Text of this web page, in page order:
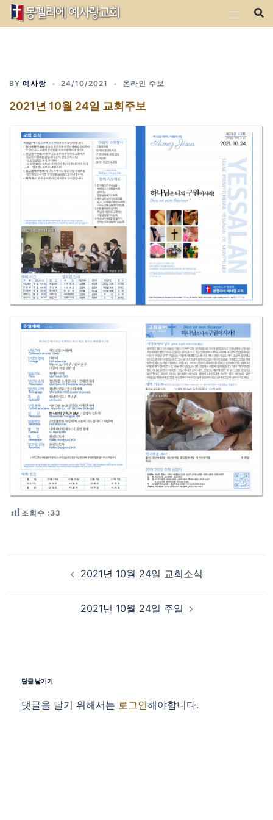
Skip
BY 예사랑 24/10/2021 온라인 주보
2021년 10월 24일 교회주보
조회수 :33
Post navigation
2021년 10월 24일 교회소식
2021년 10월 24일 주일
답글 남기기
댓글을 달기 위해서는 로그인해야합니다.